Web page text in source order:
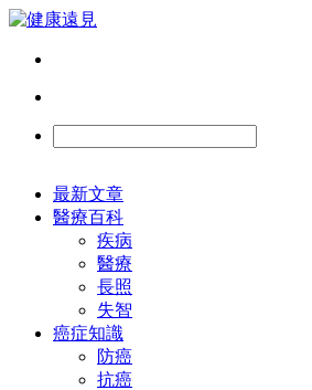
最新文章
醫療百科
疾病
醫療
長照
失智
癌症知識
防癌
抗癌